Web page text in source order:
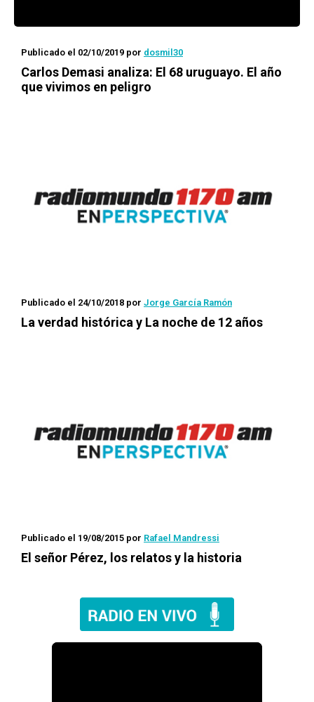
Publicado el 02/10/2019 por dosmil30
Carlos Demasi analiza: El 68 uruguayo. El año
que vivimos en peligro
Publicado el 24/10/2018 por Jorge García Ramón
La verdad histórica y La noche de 12 años
Publicado el 19/08/2015 por Rafael Mandressi
El señor Pérez, los relatos y la historia